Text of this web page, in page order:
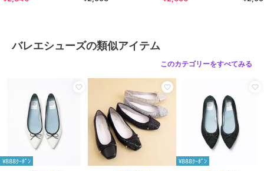
・幅:7.7cm
220サイズ (22.0cm)
・長さ:23.1cm
・ワイズ:20.6cm
・幅:7.8cm
・ヒールの高さ:0.9cm
・長さ:23.6cm
バレエシューズの類似アイテム
このカテゴリーをすべてみる
¥888ｸｰﾎﾟﾝ ¥888ｸｰﾎﾟﾝ